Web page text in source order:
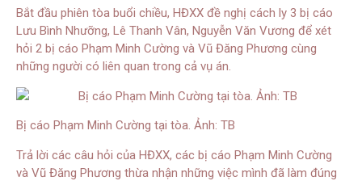
Bắt đầu phiên tòa buổi chiều, HĐXX đề nghị cách ly 3 bị cáo
Lưu Bình Nhưỡng, Lê Thanh Vân, Nguyễn Văn Vương để xét
hỏi 2 bị cáo Phạm Minh Cường và Vũ Đăng Phương cùng
những người có liên quan trong cả vụ án.
Bị cáo Phạm Minh Cường tại tòa. Ảnh: TB
Trả lời các câu hỏi của HĐXX, các bị cáo Phạm Minh Cường
và Vũ Đăng Phương thừa nhận những việc mình đã làm đúng